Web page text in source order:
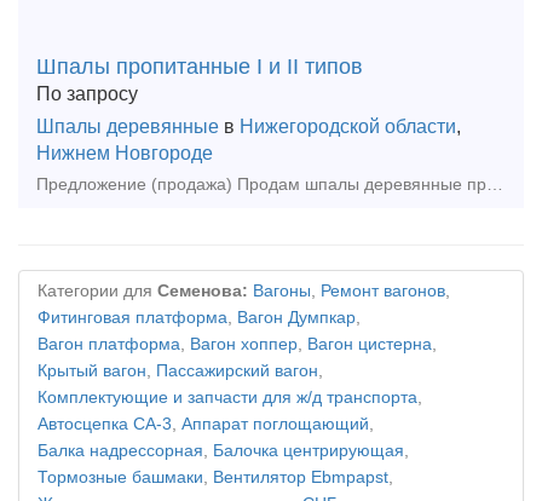
Шпалы пропитанные I и II типов
По запросу
Шпалы деревянные в Нижегородской области,
Нижнем Новгороде
Категории для Семенова: Вагоны, Ремонт вагонов,
Фитинговая платформа, Вагон Думпкар,
Вагон платформа, Вагон хоппер, Вагон цистерна,
Крытый вагон, Пассажирский вагон,
Комплектующие и запчасти для ж/д транспорта,
Автосцепка СА-3, Аппарат поглощающий,
Балка надрессорная, Балочка центрирующая,
Тормозные башмаки, Вентилятор Ebmpapst,